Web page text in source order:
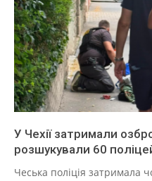
У Чехії затримали
розшукували 60
Чеська поліція затримала